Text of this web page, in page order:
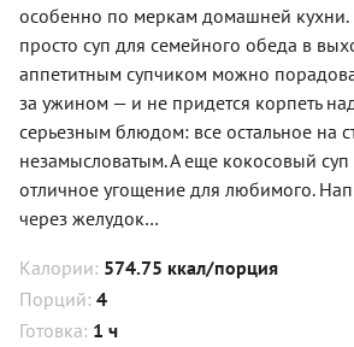
особенно по меркам домашней кухни.
просто суп для семейного обеда в
аппетитным супчиком можно
за ужином — и не придется корпеть
серьезным блюдом: все остальное на
незамысловатым. А еще кокосовый
отличное угощение для любимого.
через желудок…
Калории: 574.75 ккал/порция
Порций: 4
Готовка: 1 ч